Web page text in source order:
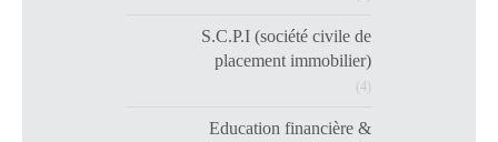
S.C.P.I (société civile de
placement immobilier)
(4)
Education financière &